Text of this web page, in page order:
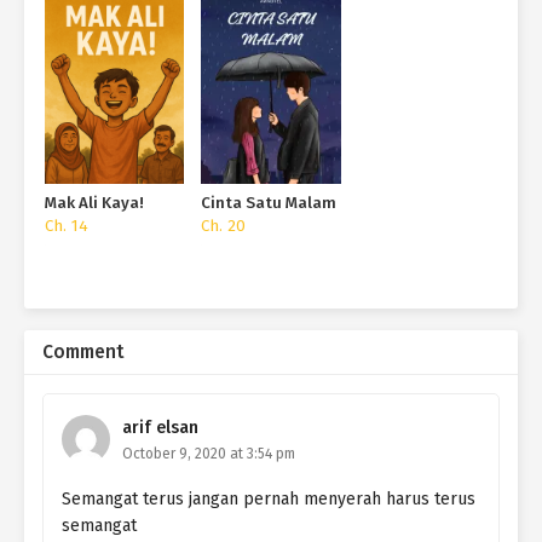
kedepan dengan masih melihat senja, dan seketika Arif pun ikut
memandanginya
“Lantas kenapa kamu berfikir seperti itu.? Aku mencintamu tanpa
syarat dan aku mencintaimu karna aku baru tau rasanya dicintai
dan mencintai seperti apa, dan itu sangat membuatku bahagia
setiap harinya. Aku memang tidak pernah dicintai oleh seseorang
sejak dulu, dan aku baru bisa merasakan cinta ketika aku bersama
kamu. Dan aku gak mau pergi meninggalkan kamu.” Jawabnya
“Tuhan begitu baik padaku, sehingga aku bisa di pertemukan oleh
sosok seseorang seperti kamu.” Air mataku seakan tak kuat
Kami berpelukan begitu erat hingga tak ingin ku lepaskan. Aku tak
bisa memberi tahu bagaimana perasaanku saat itu karna aku
sangat bahagia memilikinya, kami mempunyai kesamaan dalam
hobi dan menyanyi, Dia sangat indah ku pandang alisnya yang
Mak Ali Kaya!
Ch. 14
Cinta Satu Malam
Ch. 20
Comment
arif elsan
October 9, 2020 at 3:54 pm
Semangat terus jangan pernah menyerah harus terus
semangat